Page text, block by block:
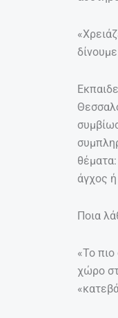
θέματα:
άγχος
Ποια
«Το
χώρο